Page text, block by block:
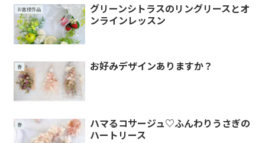
お客様作品
グリーンシトラスのリングリースとオ
ンラインレッスン
春 お好みデザインありますか？
春
ハマるコサージュ♡ふんわりうさぎの
ハートリース